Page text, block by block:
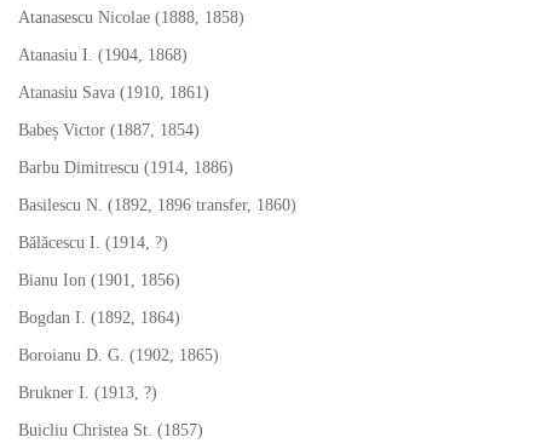
Atanasescu Nicolae (1888, 1858)
Atanasiu I. (1904, 1868)
Atanasiu Sava (1910, 1861)
Babeș Victor (1887, 1854)
Barbu Dimitrescu (1914, 1886)
Basilescu N. (1892, 1896 transfer, 1860)
Bălăcescu I. (1914, ?)
Bianu Ion (1901, 1856)
Bogdan I. (1892, 1864)
Boroianu D. G. (1902, 1865)
Brukner I. (1913, ?)
Buicliu Christea St. (1857)